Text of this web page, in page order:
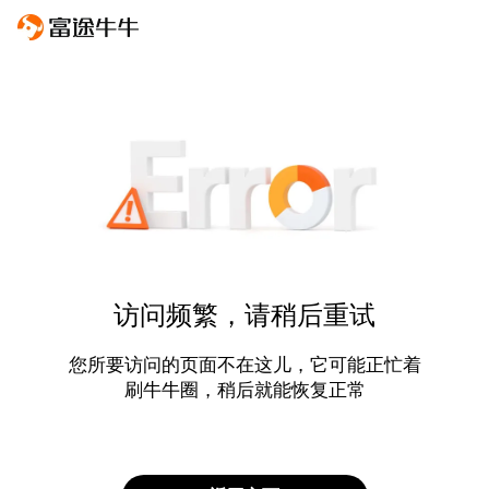
访问频繁，请稍后重试
您所要访问的页面不在这儿，它可能正忙着
刷牛牛圈，稍后就能恢复正常